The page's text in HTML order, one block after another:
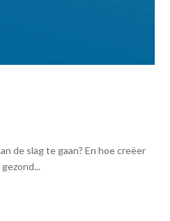
de slag te gaan? En hoe creëer